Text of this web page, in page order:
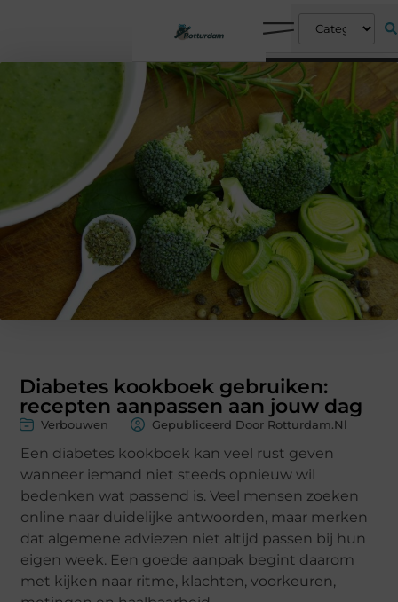
Diabetes kookboek gebruiken:
recepten aanpassen aan jouw dag
Verbouwen Gepubliceerd Door Rotturdam.nl
Een diabetes kookboek kan veel rust geven
wanneer iemand niet steeds opnieuw wil
bedenken wat passend is. Veel mensen zoeken
online naar duidelijke antwoorden, maar merken
dat algemene adviezen niet altijd passen bij hun
eigen week. Een goede aanpak begint daarom
met kijken naar ritme, klachten, voorkeuren,